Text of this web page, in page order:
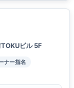
ビル 5F
ナー指名